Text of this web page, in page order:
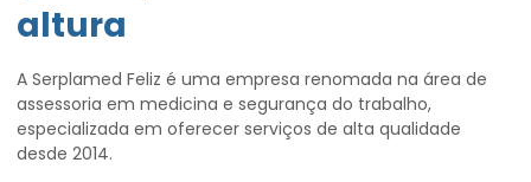
altura
A Serplamed Feliz é uma empresa renomada na área de
assessoria em medicina e segurança do trabalho,
especializada em oferecer serviços de alta qualidade
desde 2014.